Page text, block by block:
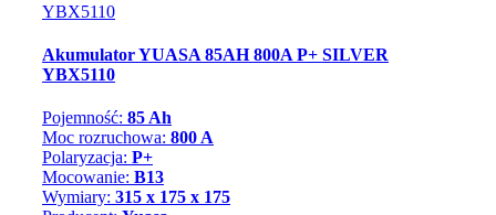
Akumulator YUASA 85AH 800A P+ SILVER
YBX5110
Pojemność: 85 Ah
Moc rozruchowa: 800 A
Polaryzacja: P+
Mocowanie: B13
Wymiary: 315 x 175 x 175